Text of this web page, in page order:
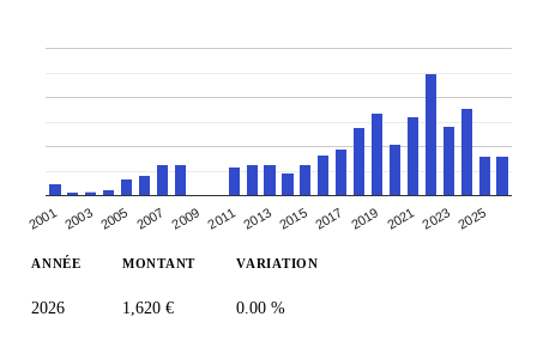
2001 2003 2005 2007 2009 2011 2013 2015 2017 2019 2021 2023 2025
ANNÉE MONTANT VARIATION
2026 1,620 € 0.00 %